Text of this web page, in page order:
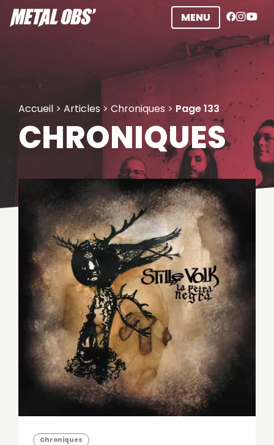
Aller
au
MENU
Accueil > Articles > Chroniques > Page 133
CHRONIQUES
Chroniques